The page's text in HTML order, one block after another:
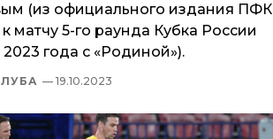
(из официального издания ПФК
матчу 5-го раунда Кубка России
2023 года с «Родиной»).
— 19.10.2023